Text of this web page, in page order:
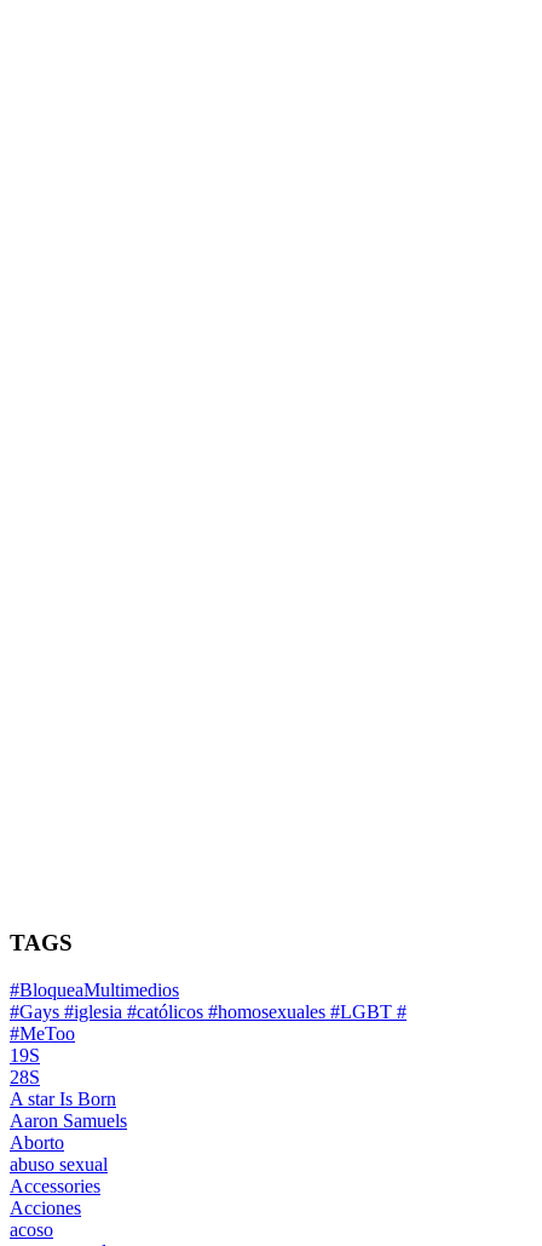
TAGS
#BloqueaMultimedios
#Gays #iglesia #católicos #homosexuales #LGBT #
#MeToo
19S
28S
A star Is Born
Aaron Samuels
Aborto
abuso sexual
Accessories
Acciones
acoso